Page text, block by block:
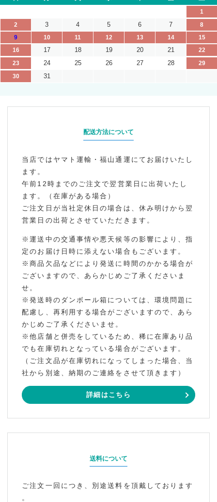
1
2
3 4 5 6 7
8
9
10 11 12 13 14
15
16
17 18 19 20 21
22
23
24 25 26 27 28
29
30
31
配送方法について
当店ではヤマト運輸・福山通運にてお届けいたし
ます。
午前12時までのご注文で翌営業日に出荷いたし
ます。（在庫がある場合）
ご注文日が当社定休日の場合は、休み明けから翌
営業日の出荷とさせていただきます。
※運送中の交通事情や悪天候等の影響により、指
定のお届け日時に添えない場合もございます。
※商品欠品などにより発送に時間のかかる場合が
ございますので、あらかじめご了承くださいま
せ。
※発送時のダンボール箱については、環境問題に
配慮し、再利用する場合がございますので、あら
かじめご了承くださいませ。
※他店舗と併売をしているため、稀に在庫あり品
でも在庫切れとなっている場合がございます。
（ご注文品が在庫切れになってしまった場合、当
社から別途、納期のご連絡をさせて頂きます）
詳細はこちら
送料について
ご注文一回につき、別途送料を頂戴しております
。